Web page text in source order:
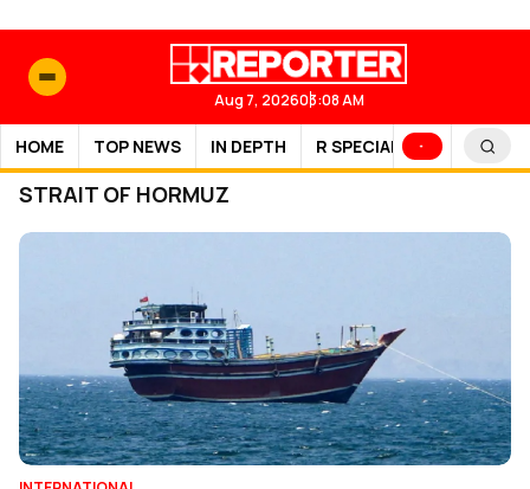
Aug 7, 202603:08 AM
HOME TOP NEWS IN DEPTH R SPECIAL SPORTS
STRAIT OF HORMUZ